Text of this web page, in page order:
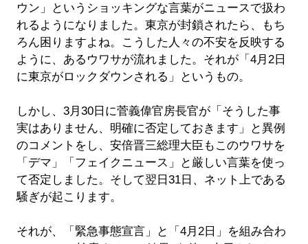
ウン」というショッキングな言葉がニュースで扱わ
れるようになりました。東京が封鎖されたら、もち
ろん困りますよね。こうした人々の不安を反映する
ように、あるウワサが流れました。それが「4月2日
に東京がロックダウンされる」というもの。
しかし、3月30日に菅義偉官房長官が「そうした事
実はありません、明確に否定しておきます」と異例
のコメントをし、安倍晋三総理大臣もこのウワサを
「デマ」「フェイクニュース」と厳しい言葉を使っ
て否定しました。そして翌日31日、ネット上である
騒ぎが起こります。
それが、「緊急事態宣言」と「4月2日」を組み合わ